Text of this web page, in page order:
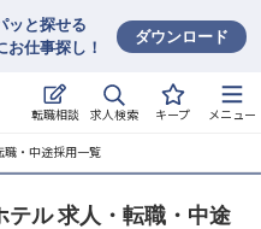
ッと探せる
お仕事探し！
ダウンロード
転職相談 求人検索 キープ メニュー
職・中途採用一覧
テル 求人・転職・中途